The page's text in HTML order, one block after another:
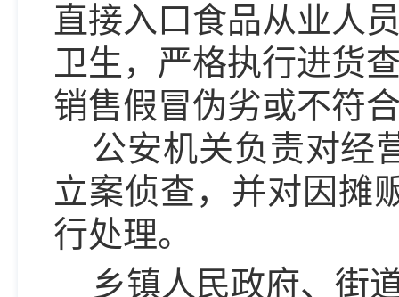
直接入口食品从业人
卫生，严格执行进货
销售假冒伪劣或不符
公安机关负责对经
立案侦查，并对因摊
行处理。
乡镇人民政府、街